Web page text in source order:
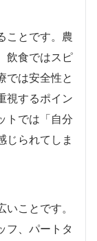
ことです。農
飲食ではスピ
では安全性と
視するポイン
トでは「自分
じられてしま
ことです。
フ、パートタ